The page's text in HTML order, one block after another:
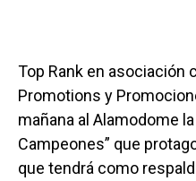
Top Rank en asociación
Promotions y
mañana al Alamodome
Campeones” que
que tendrá como